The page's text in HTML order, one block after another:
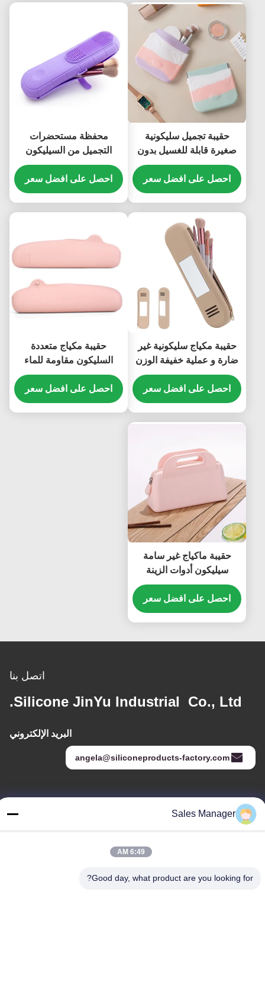
حقيبة تجميل سليكونية
صغيرة قابلة للغسيل بدون
رائحة متعدد الوظائف
احصل على افضل سعر
محفظة مستحضرات
التجميل من السيليكون
المتين المذاق ، حامل فرشاة
المكياج المذاق من
السيليكون
احصل على افضل سعر
حقيبة مكياج سليكونية غير
ضارة و عملية خفيفة الوزن
احصل على افضل سعر
حقيبة مكياج متعددة
السليكون مقاومة للماء
عديم الرائحة متعدد الألوان
احصل على افضل سعر
حقيبة ماكياج غير سامة
سيليكون أدوات الزينة
متعددة الأغراض مانعة
للتسرب
احصل على افضل سعر
اتصل بنا
Silicone JinYu Industrial Co., Ltd.
البريد الإلكتروني
angela@siliconeproducts-factory.com
العنوان
هاتف:
Sales Manager
6:49 AM
Good day, what product are you looking for?